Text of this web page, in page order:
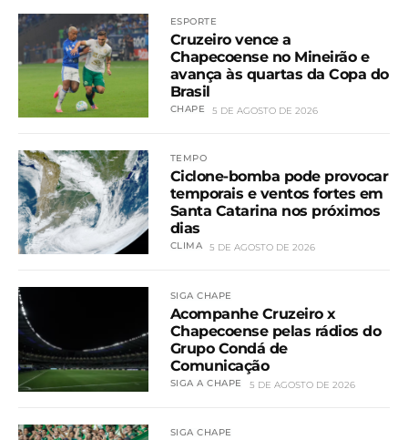
ESPORTE
Cruzeiro vence a
Chapecoense no Mineirão e
avança às quartas da Copa do
Brasil
CHAPE 5 DE AGOSTO DE 2026
TEMPO
Ciclone-bomba pode provocar
temporais e ventos fortes em
Santa Catarina nos próximos
dias
CLIMA 5 DE AGOSTO DE 2026
SIGA CHAPE
Acompanhe Cruzeiro x
Chapecoense pelas rádios do
Grupo Condá de
Comunicação
SIGA A CHAPE 5 DE AGOSTO DE 2026
SIGA CHAPE